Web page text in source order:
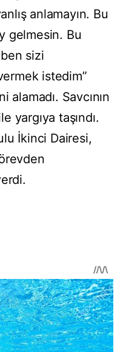
anlamayın. Bu
gelmesin. Bu
sizi
istedim”
Savcının
yargıya taşındı.
İkinci Dairesi,